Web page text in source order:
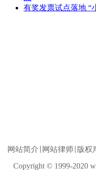
有奖发票试点落地 “
网站简介 网站律师 版权
Copyright © 1999-2020